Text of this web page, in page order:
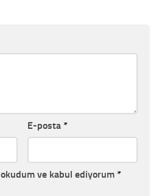
E-posta *
okudum ve kabul ediyorum *